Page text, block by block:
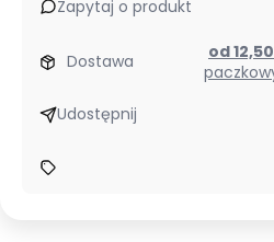
Zapytaj o produkt
Dostawa od
Udostępnij